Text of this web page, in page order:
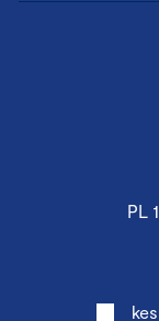
PL